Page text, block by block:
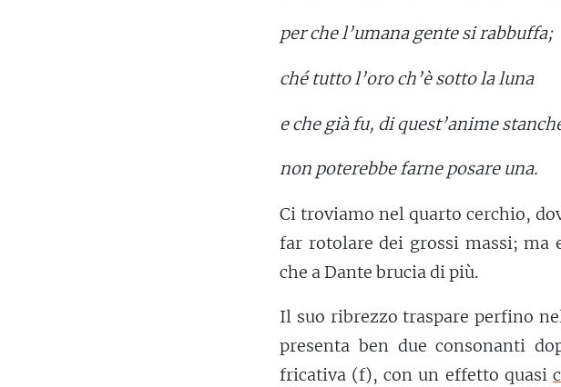
per che l’umana gente si rabbuffa;
ché tutto l’oro ch’è sotto la luna
e che già fu, di quest’anime
non poterebbe farne posare una.
Ci troviamo nel quarto cerchio,
far rotolare dei grossi massi; ma
che a Dante brucia di più.
Il suo ribrezzo traspare perfino
presenta ben due consonanti
fricativa (f), con un effetto quasi